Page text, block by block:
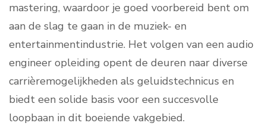
mastering, waardoor je goed voorbereid bent om
aan de slag te gaan in de muziek- en
entertainmentindustrie. Het volgen van een audio
engineer opleiding opent de deuren naar diverse
carrièremogelijkheden als geluidstechnicus en
biedt een solide basis voor een succesvolle
loopbaan in dit boeiende vakgebied.